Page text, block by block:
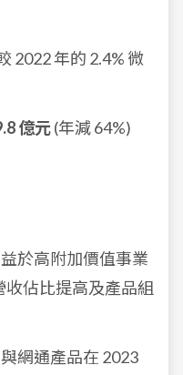
2022 年的 2.4% 微
億元(年減 64%)
於高附加價值事業
收佔比提高及產品組
網通產品在 2023